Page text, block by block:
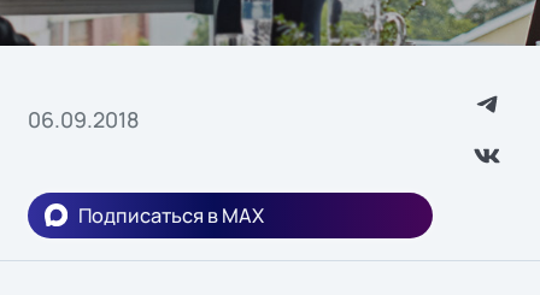
06.09.2018
Подписаться в MAX